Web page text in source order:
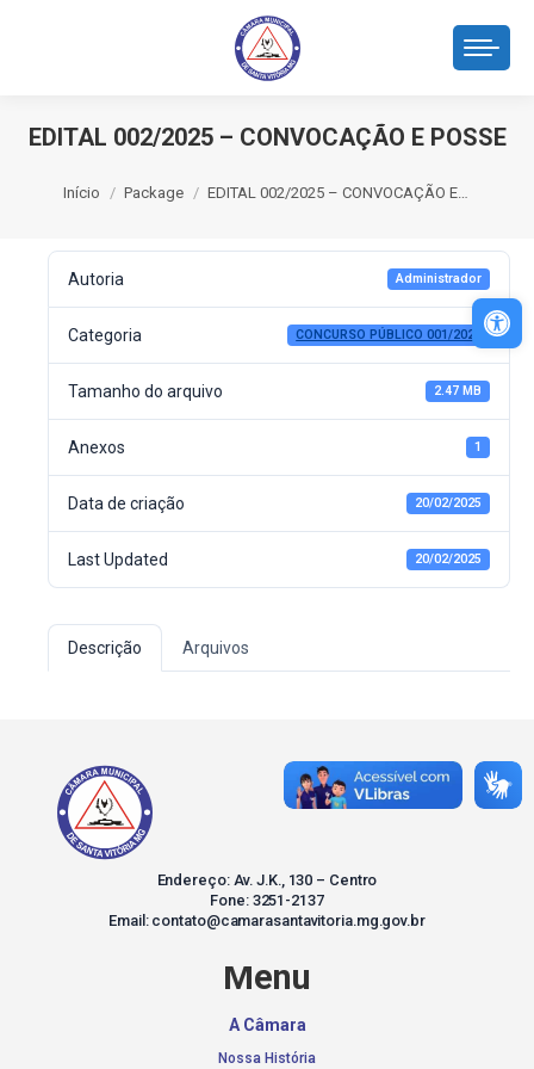
EDITAL 002/2025 – CONVOCAÇÃO E POSSE
Início Package EDITAL 002/2025 – CONVOCAÇÃO E…
Autoria Administrador
Categoria CONCURSO PÚBLICO 001/2023
Tamanho do arquivo 2.47 MB
Anexos 1
Data de criação 20/02/2025
Last Updated 20/02/2025
Descrição Arquivos
Endereço: Av. J.K., 130 – Centro
Fone: 3251-2137
Email: contato@camarasantavitoria.mg.gov.br
Menu
A Câmara
Nossa História